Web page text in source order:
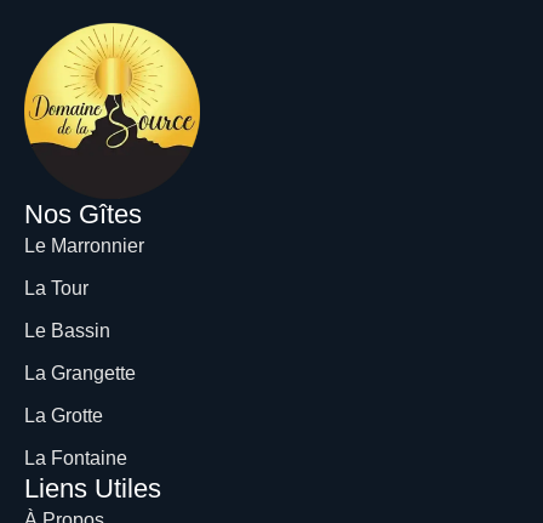
Nos Gîtes
Le Marronnier
La Tour
Le Bassin
La Grangette
La Grotte
La Fontaine
Liens Utiles